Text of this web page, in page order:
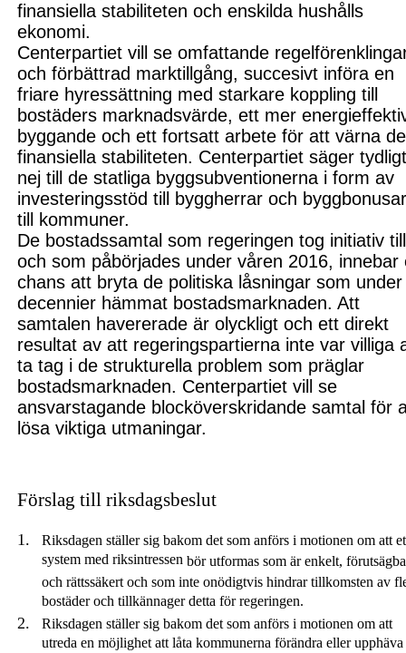
finansiella stabiliteten och enskilda hushålls
ekonomi.
Centerpartiet vill se omfattande
och förbättrad marktillgång, succesivt införa en
friare hyressättning med starkare koppling till
bostäders marknadsvärde, ett mer
byggande och ett fortsatt arbete för att värna
finansiella stabiliteten. Centerpartiet säger
nej till de statliga byggsubventionerna i form av
investeringsstöd till byggherrar och
till kommuner.
De bostadssamtal som regeringen tog initiativ
och som påbörjades under våren 2016, innebar
chans att bryta de politiska låsningar som under
decennier hämmat bostadsmarknaden. Att
samtalen havererade är olyckligt och ett direkt
resultat av att regeringspartierna inte var villiga
ta tag i de strukturella problem som präglar
bostadsmarknaden. Centerpartiet vill se
ansvarstagande blocköverskridande samtal för
lösa viktiga utmaningar.
Förslag till riksdagsbeslut
Riksdagen ställer sig bakom det som anförs i motionen om att
system med riksintressen börutformas som är enkelt,
och rättssäkert och som inte onödigtvis hindrar tillkomsten av
bostäder och tillkännager detta för regeringen.
Riksdagen ställer sig bakom det som anförs i motionen om att
utreda en möjlighet att låta kommunerna förändra eller upphäva